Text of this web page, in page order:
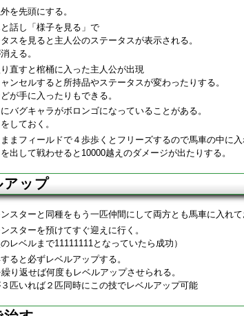
を先頭にする。
話し「様子を見る」で
スを見ると主人公のステータスが表示される。
える。
直すと棺桶に入った主人公が出現
ンセルすると所持品やステータスが変わったりする。
が手に入ったりもできる。
バグキャラがボロンゴになっていることがある。
しておく。
まフィールドで４歩歩くとフリーズするので馬車の中に入
出して戦わせると10000越えのダメージが出たりする。
アップ
スターと同種をもう一匹仲間にして両方とも馬車に入れて
スターを預けてすぐ迎えに行く。
レベルまで11111111となっていたら成功）
ると必ずレベルアップする。
り返せば何度もレベルアップさせられる。
匹いれば２匹同時にこの技でレベルアップ可能